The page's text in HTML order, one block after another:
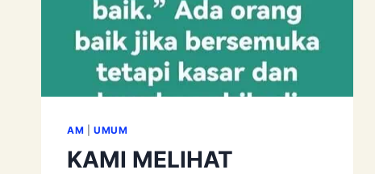
AM UMUM
KAMI MELIHAT